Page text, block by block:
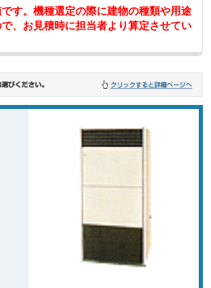
す。機種選定の際に建物の種類や用途
、お見積時に担当者より算定させてい